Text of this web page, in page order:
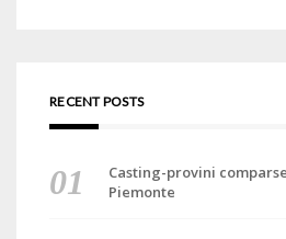
RECENT POSTS
Casting-provini
Piemonte